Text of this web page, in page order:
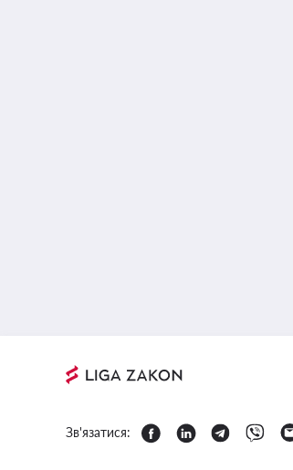
Зв'язатися: